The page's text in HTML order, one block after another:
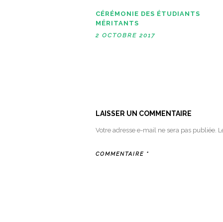
)
CÉRÉMONIE DES ÉTUDIANTS
MÉRITANTS
2 OCTOBRE 2017
LAISSER UN COMMENTAIRE
Votre adresse e-mail ne sera pas publiée.
COMMENTAIRE *